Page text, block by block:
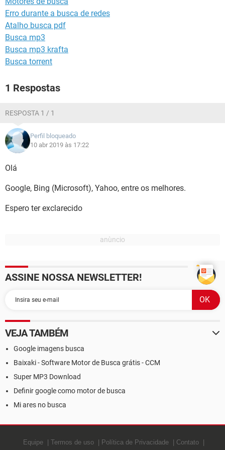
GUIA DE COMPRAS
Erro durante a busca de redes
Atalho busca pdf
Busca mp3
Busca mp3 krafta
Busca torrent
1 Respostas
RESPOSTA 1 / 1
Perfil bloqueado
10 abr 2019 às 17:22
Olá
Google, Bing (Microsoft), Yahoo, entre os melhores.
Espero ter exclarecido
ASSINE NOSSA NEWSLETTER!
VEJA TAMBÉM
Google imagens busca
Baixaki - Software Motor de Busca grátis - CCM
Super MP3 Download
Definir google como motor de busca
Mi ares no busca
Equipe Termos de uso Política de Privacidade Contato